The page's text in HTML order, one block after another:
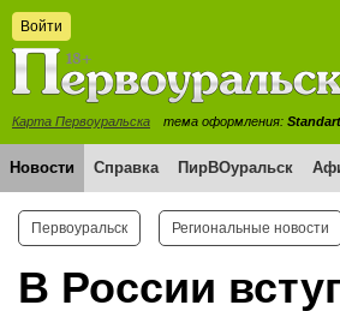
Войти
Карта Первоуральска тема оформления: Standart
Новости Справка ПирВОуральск
Первоуральск Региональные новости
В России